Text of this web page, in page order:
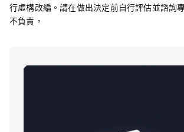
行虛構改編。請在做出決定前自行評估並諮詢
不負責。